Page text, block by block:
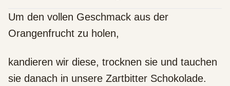
Um den vollen Geschmack aus der
Orangenfrucht zu holen,
kandieren wir diese, trocknen sie und tauchen
sie danach in unsere Zartbitter Schokolade.